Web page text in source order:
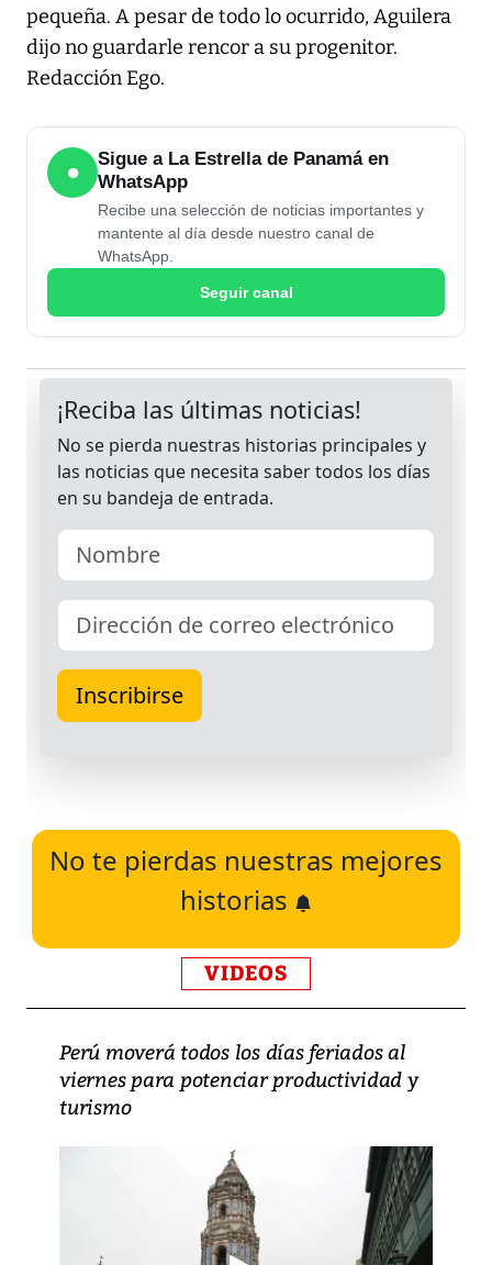
pequeña. A pesar de todo lo ocurrido, Aguilera
dijo no guardarle rencor a su progenitor.
Redacción Ego.
●
Sigue a La Estrella de Panamá en
WhatsApp
Recibe una selección de noticias importantes y
mantente al día desde nuestro canal de
WhatsApp.
Seguir canal
No te pierdas nuestras mejores
historias
VIDEOS
Perú moverá todos los días feriados al
viernes para potenciar productividad y
turismo